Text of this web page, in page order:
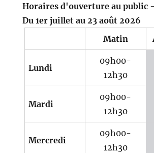
Horaires d'ouverture au public
Du 1er juillet au 23 août 2026
Matin
Lundi
09h00-
12h30
Mardi
09h00-
12h30
Mercredi
09h00-
12h30